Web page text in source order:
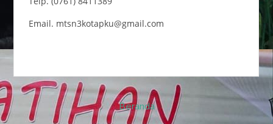
Email. mtsn3kotapku@gmail.com
Beranda